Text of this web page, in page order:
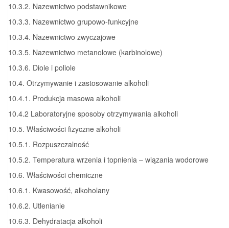
10.3.2. Nazewnictwo podstawnikowe
10.3.3. Nazewnictwo grupowo-funkcyjne
10.3.4. Nazewnictwo zwyczajowe
10.3.5. Nazewnictwo metanolowe (karbinolowe)
10.3.6. Diole i poliole
10.4. Otrzymywanie i zastosowanie alkoholi
10.4.1. Produkcja masowa alkoholi
10.4.2 Laboratoryjne sposoby otrzymywania alkoholi
10.5. Właściwości fizyczne alkoholi
10.5.1. Rozpuszczalność
10.5.2. Temperatura wrzenia i topnienia – wiązania wodorowe
10.6. Właściwości chemiczne
10.6.1. Kwasowość, alkoholany
10.6.2. Utlenianie
10.6.3. Dehydratacja alkoholi